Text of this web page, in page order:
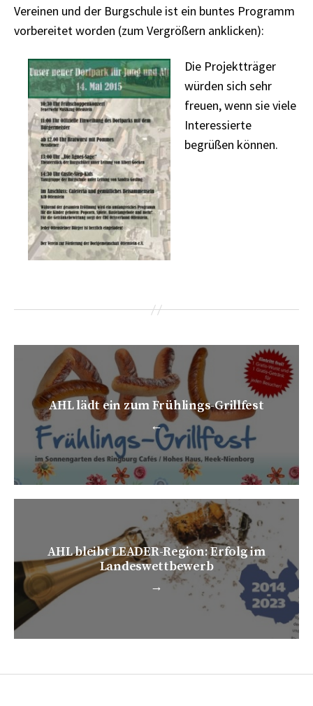
Vereinen und der Burgschule ist ein buntes Programm
vorbereitet worden (zum Vergrößern anklicken):
Die Projektträger
würden sich sehr
freuen, wenn sie viele
Interessierte
begrüßen können.
←
AHL lädt ein zum Frühlings-Grillfest
→
AHL bleibt LEADER-Region: Erfolg im
Landeswettbewerb